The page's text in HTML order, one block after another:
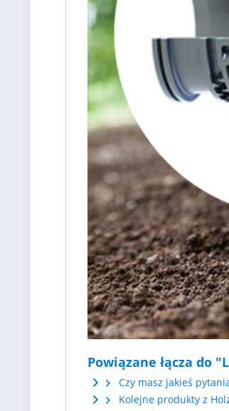
Powiązane łącza do
Czy masz jakieś
Kolejne produkty z